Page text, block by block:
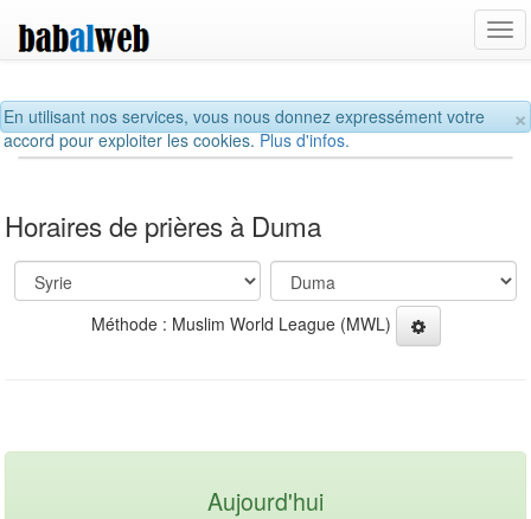
×
En utilisant nos services, vous nous donnez expressément votre
accord pour exploiter les cookies.Plus d'infos.
Horaires de prières à Duma
Méthode : Muslim World League (MWL)
Aujourd'hui